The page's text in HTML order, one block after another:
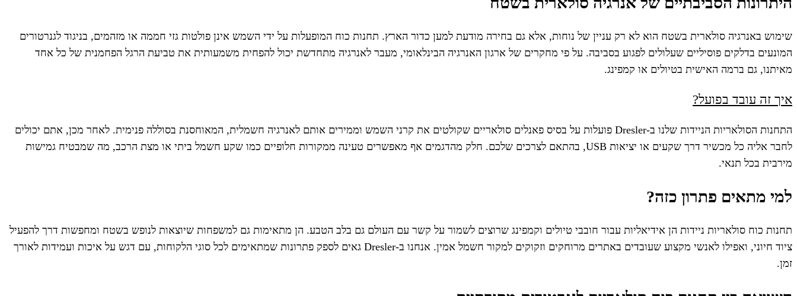
שימוש באנרגיה סולארית בשטח הוא לא רק עניין של נוחות, אלא גם בחירה מודעת למען כדור הארץ. תחנות כוח המופעלות על ידי השמש אינן פולטות גזי חממה או מזהמים, בניגוד לגנרטורים
המונעים בדלקים פוסיליים שעלולים לפגוע בסביבה. על פי מחקרים של ארגון האנרגיה הבינלאומי, מעבר לאנרגיה מתחדשת יכול להפחית משמעותית את טביעת הרגל הפחמנית של כל אחד
מאיתנו, גם ברמה האישית בטיולים או קמפינג.
איך זה עובד בפועל?
התחנות הסולאריות הניידות שלנו ב-Dresler פועלות על בסיס פאנלים סולאריים שקולטים את קרני השמש וממירים אותם לאנרגיה חשמלית, המאוחסנת בסוללה פנימית. לאחר מכן, אתם יכולים
לחבר אליה כל מכשיר דרך שקעים או יציאות USB, בהתאם לצרכים שלכם. חלק מהדגמים אף מאפשרים טעינה ממקורות חלופיים כמו שקע חשמל ביתי או מצת הרכב, מה שמבטיח גמישות
מירבית בכל תנאי.
למי מתאים פתרון כזה?
תחנות כוח סולאריות ניידות הן אידיאליות עבור חובבי טיולים וקמפינג שרוצים לשמור על קשר עם העולם גם בלב הטבע. הן מתאימות גם למשפחות שיוצאות לנופש בשטח ומחפשות דרך להפעיל
ציוד חיוני, ואפילו לאנשי מקצוע שעובדים באתרים מרוחקים וזקוקים למקור חשמל אמין. אנחנו ב-Dresler גאים לספק פתרונות שמתאימים לכל סוגי הלקוחות, עם דגש על איכות ועמידות לאורך
זמן.